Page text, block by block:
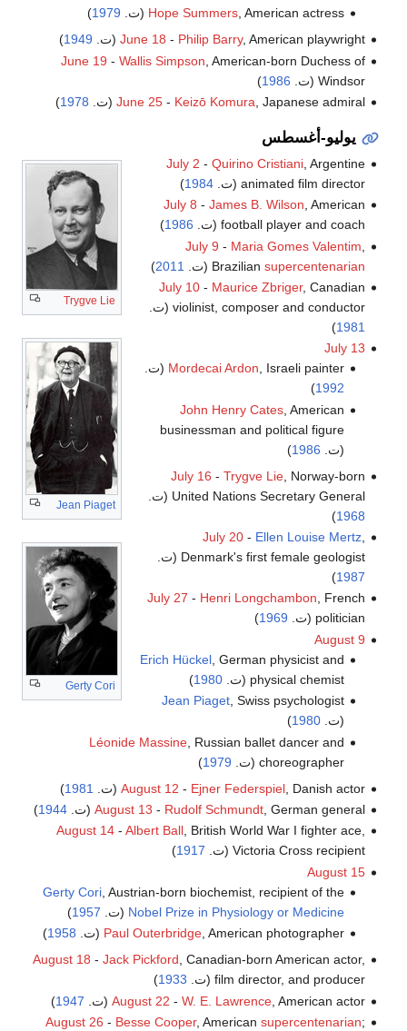
Hope Summers, American actress (ت. 1979
)
June 18 - Philip Barry, American playwright (ت. 1949
)
June 19 - Wallis Simpson , American-born Duchess of
Windsor (ت.
1986
)
June 25- Keizō Komura , Japanese admiral (ت. 1978
)
يوليو-أغسطس
Trygve Lie
Jean Piaget
Gerty Cori
July 2 - Quirino Cristiani, Argentine
animated film director (ت.
1984
)
July 8 - James B. Wilson , American
football player and coach (ت.
1986
)
July 9 - Maria Gomes Valentim
Brazilian supercentenarian (ت. 2011
)
July 10- Maurice Zbriger, Canadian
violinist, composer and conductor (ت.
1981
)
July 13
Mordecai Ardon, Israeli painter (ت.
1992
)
John Henry Cates , American
businessman and political figure
(ت. 1986
)
July 16 - Trygve Lie, Norway-born
United Nations Secretary General (ت.
1968
)
July 20- Ellen Louise Mertz,
Denmark's first female geologist (ت.
1987
)
July 27 - Henri Longchambon, French
politician (ت.
1969
)
August 9
Erich Hückel , German physicist and
physical chemist (ت.
1980
)
Jean Piaget, Swiss psychologist
(ت. 1980
)
Léonide Massine , Russian ballet dancer and
choreographer (ت.
1979
)
August 12 - Ejner Federspiel, Danish actor (ت. 1981
)
August 13 - Rudolf Schmundt, German general (ت. 1944
)
August 14- Albert Ball, British World War I fighter ace,
Victoria Cross recipient (ت.
1917
)
August 15
Gerty Cori , Austrian-born biochemist, recipient of the
Nobel Prize in Physiology or Medicine (ت. 1957
)
Paul Outerbridge, American photographer (ت. 1958
)
August 18 - Jack Pickford, Canadian-born American actor,
film director, and producer (ت.
1933
)
August 22 - W. E. Lawrence, American actor (ت. 1947
)
August 26 - Besse Cooper, American supercentenarian;